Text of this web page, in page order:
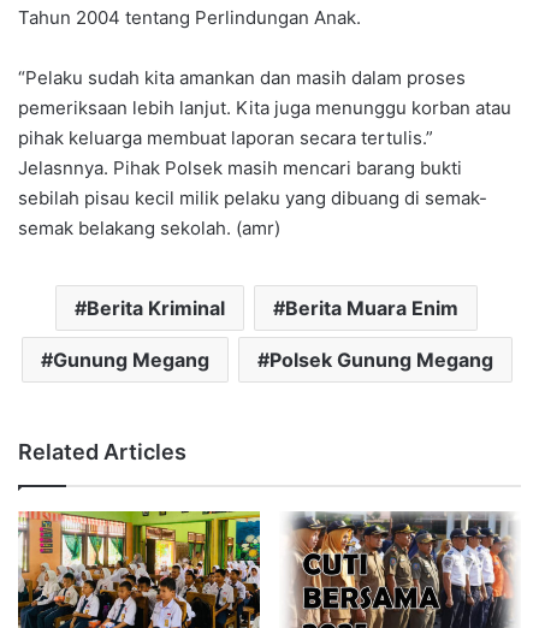
Tahun 2004 tentang Perlindungan Anak.
“Pelaku sudah kita amankan dan masih dalam proses
pemeriksaan lebih lanjut. Kita juga menunggu korban atau
pihak keluarga membuat laporan secara tertulis.”
Jelasnnya. Pihak Polsek masih mencari barang bukti
sebilah pisau kecil milik pelaku yang dibuang di semak-
semak belakang sekolah. (amr)
Berita Kriminal Berita Muara Enim
Gunung Megang Polsek Gunung Megang
Related Articles